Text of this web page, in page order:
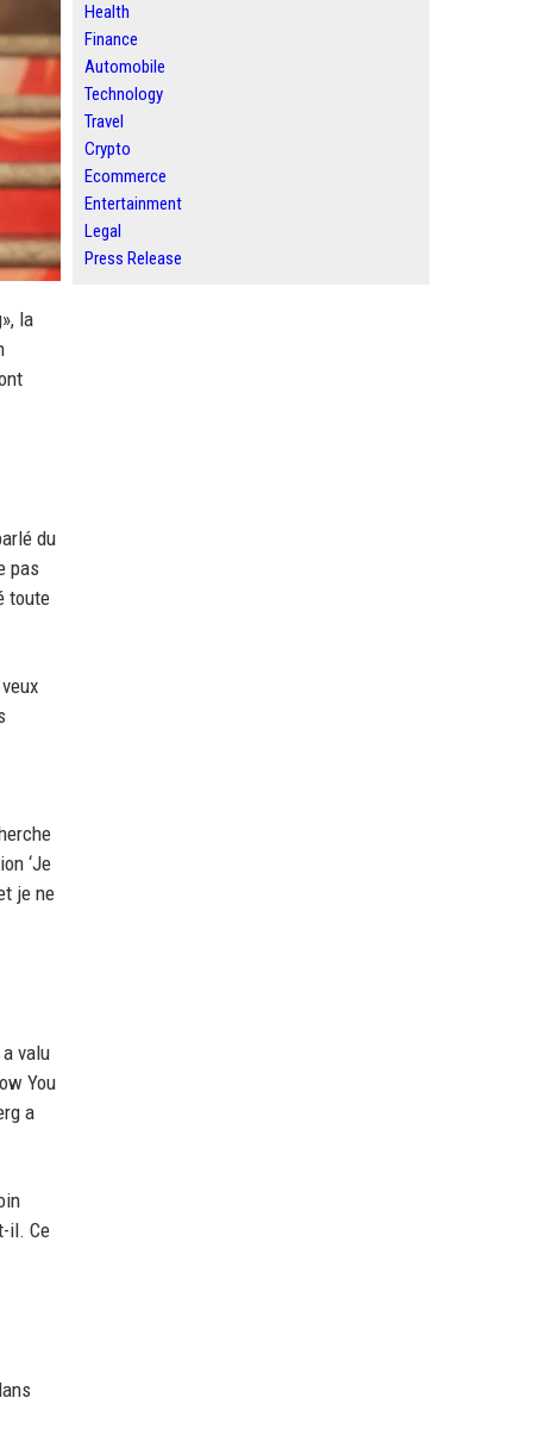
la
du
pas
toute
‘Je
je ne
valu
You
a
il. Ce
Health
Finance
Automobile
Technology
Travel
Crypto
Ecommerce
Entertainment
Legal
Press Release